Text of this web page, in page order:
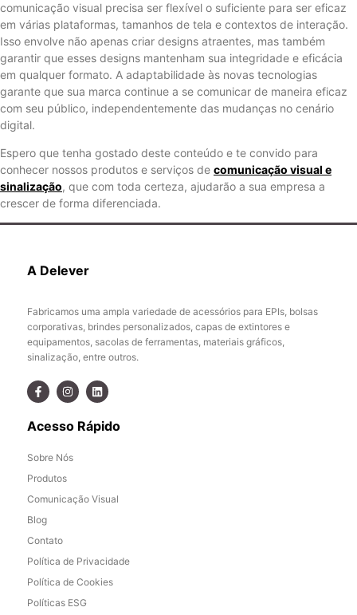
comunicação visual precisa ser flexível o suficiente para ser eficaz
em várias plataformas, tamanhos de tela e contextos de interação.
Isso envolve não apenas criar designs atraentes, mas também
garantir que esses designs mantenham sua integridade e eficácia
em qualquer formato. A adaptabilidade às novas tecnologias
garante que sua marca continue a se comunicar de maneira eficaz
com seu público, independentemente das mudanças no cenário
digital.
Espero que tenha gostado deste conteúdo e te convido para
conhecer nossos produtos e serviços de comunicação visual e
sinalização, que com toda certeza, ajudarão a sua empresa a
crescer de forma diferenciada.
A Delever
Fabricamos uma ampla variedade de acessórios para EPIs, bolsas
corporativas, brindes personalizados, capas de extintores e
equipamentos, sacolas de ferramentas, materiais gráficos,
sinalização, entre outros.
Acesso Rápido
Sobre Nós
Produtos
Comunicação Visual
Blog
Contato
Política de Privacidade
Política de Cookies
Políticas ESG